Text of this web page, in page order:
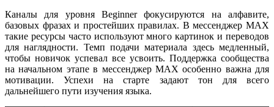
Каналы для уровня Beginner фокусируются на алфавите,
базовых фразах и простейших правилах. В мессенджер MAX
такие ресурсы часто используют много картинок и переводов
для наглядности. Темп подачи материала здесь медленный,
чтобы новичок успевал все усвоить. Поддержка сообщества
на начальном этапе в мессенджер MAX особенно важна для
мотивации. Успехи на старте задают тон для всего
дальнейшего пути изучения языка.